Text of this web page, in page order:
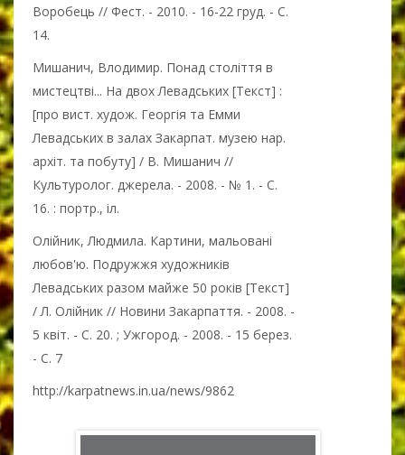
Воробець // Фест. - 2010. - 16-22 груд. - С.
14.
Мишанич, Влодимир. Понад століття в
мистецтві... На двох Левадських [Текст] :
[про вист. худож. Георгія та Емми
Левадських в залах Закарпат. музею нар.
архіт. та побуту] / В. Мишанич //
Культуролог. джерела. - 2008. - № 1. - С.
16. : портр., іл.
Олійник, Людмила. Картини, мальовані
любов'ю. Подружжя художників
Левадських разом майже 50 років [Текст]
/ Л. Олійник // Новини Закарпаття. - 2008. -
5 квіт. - С. 20. ; Ужгород. - 2008. - 15 берез.
- С. 7
http://karpatnews.in.ua/news/9862